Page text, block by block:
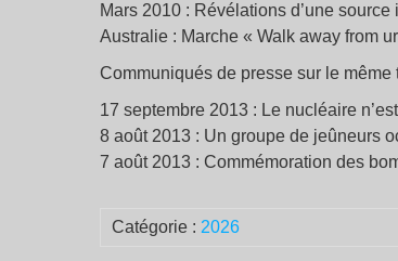
Mars 2010 : Révélations d’une
Australie : Marche « Walk away from
Communiqués de presse sur le même
17 septembre 2013 : Le nucléaire
8 août 2013 : Un groupe de jeûneurs
7 août 2013 : Commémoration des
Catégorie : 2026